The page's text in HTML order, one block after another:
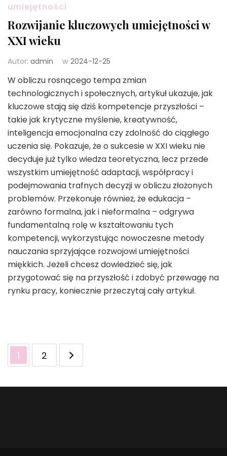
umiejętności
Rozwijanie kluczowych umiejętności w
XXI wieku
Autor: admin w 2024-12-25
W obliczu rosnącego tempa zmian
technologicznych i społecznych, artykuł ukazuje, jak
kluczowe stają się dziś kompetencje przyszłości –
takie jak krytyczne myślenie, kreatywność,
inteligencja emocjonalna czy zdolność do ciągłego
uczenia się. Pokazuje, że o sukcesie w XXI wieku nie
decyduje już tylko wiedza teoretyczna, lecz przede
wszystkim umiejętność adaptacji, współpracy i
podejmowania trafnych decyzji w obliczu złożonych
problemów. Przekonuje również, że edukacja –
zarówno formalna, jak i nieformalna – odgrywa
fundamentalną rolę w kształtowaniu tych
kompetencji, wykorzystując nowoczesne metody
nauczania sprzyjające rozwojowi umiejętności
miękkich. Jeżeli chcesz dowiedzieć się, jak
przygotować się na przyszłość i zdobyć przewagę na
rynku pracy, koniecznie przeczytaj cały artykuł.
Stronicowanie
wpisów
Strona
1 Strona
2